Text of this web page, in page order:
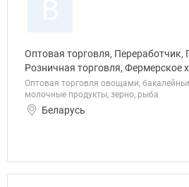
Оптовая торговля, Переработчик,
Розничная торговля, Фермерское
Оптовая торговля овощами,
молочные продукты, зерно, рыба
Беларусь